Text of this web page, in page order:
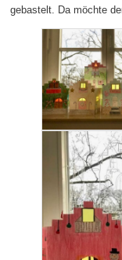
gebastelt. Da möchte